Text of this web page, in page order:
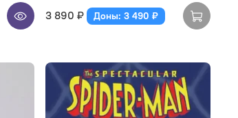
3 890 ₽
Доны: 3 490 ₽